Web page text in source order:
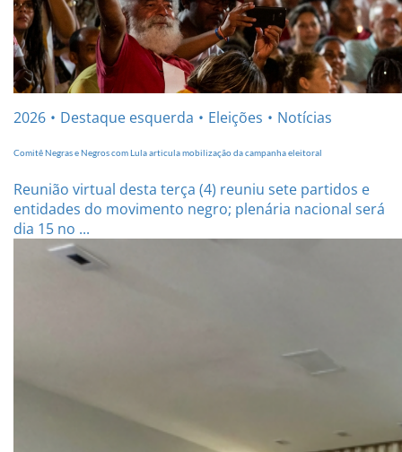
2026 Destaque esquerda Eleições Notícias
Comitê Negras e Negros com Lula articula mobilização da campanha eleitoral
Reunião virtual desta terça (4) reuniu sete partidos e
entidades do movimento negro; plenária nacional será
dia 15 no ...